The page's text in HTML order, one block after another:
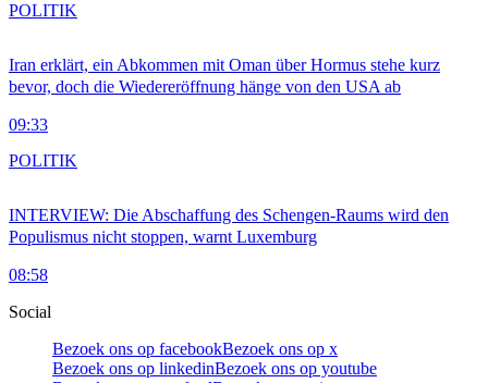
Iran erklärt, ein Abkommen mit Oman über Hormus stehe kurz
bevor, doch die Wiedereröffnung hänge von den USA ab
09:33
POLITIK
INTERVIEW: Die Abschaffung des Schengen-Raums wird den
Populismus nicht stoppen, warnt Luxemburg
08:58
POLITIK
Social
Bezoek ons op facebookBezoek ons op x
Bezoek ons op linkedinBezoek ons op youtube